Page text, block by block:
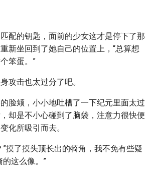
配的钥匙，面前的少女这才是停下了那
新坐回到了她自己的位置上，“总算想
笨蛋。”
攻击也太过分了吧。
脸颊，小小地吐槽了一下纪元里面太过
却是不小心碰到了脑袋，注意力很快便
化所吸引而去。
”摸了摸头顶长出的犄角，我不免有些疑
的这么像。”